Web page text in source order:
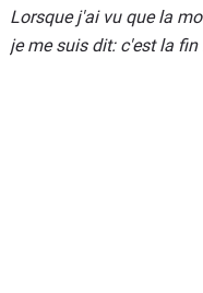
Lorsque j'ai vu que la
je me suis dit: c'est la fin